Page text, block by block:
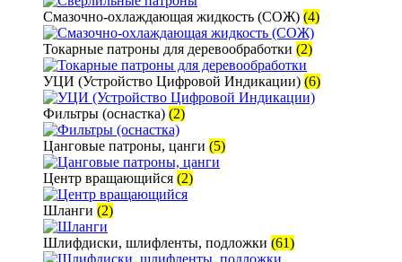
Смазочно-охлаждающая жидкость (СОЖ) (4)
Токарные патроны для деревообработки (2)
УЦИ (Устройство Цифровой Индикации) (6)
Фильтры (оснастка) (2)
Цанговые патроны, цанги (5)
Центр вращающийся (2)
Шланги (2)
Шлифдиски, шлифленты, подложки (61)